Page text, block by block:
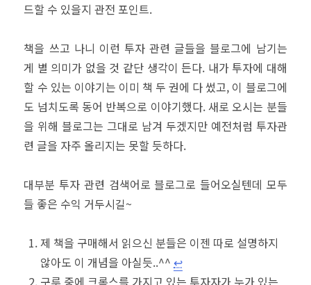
드할 수 있을지 관전 포인트.
책을 쓰고 나니 이런 투자 관련 글들을 블로그에 남기는
게 별 의미가 없을 것 같단 생각이 든다. 내가 투자에 대해
할 수 있는 이야기는 이미 책 두 권에 다 썼고, 이 블로그에
도 넘치도록 동어 반복으로 이야기했다. 새로 오시는 분들
을 위해 블로그는 그대로 남겨 두겠지만 예전처럼 투자관
련 글을 자주 올리지는 못할 듯하다.
대부분 투자 관련 검색어로 블로그로 들어오실텐데 모두
들 좋은 수익 거두시길~
제 책을 구매해서 읽으신 분들은 이젠 따로 설명하지
않아도 이 개념을 아실듯..^^ ↩︎